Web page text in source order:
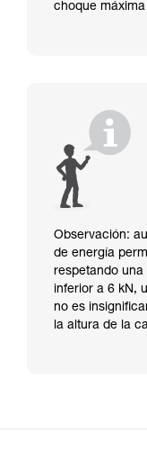
choque
Observación:
de energía
respetando una
inferior a 6 kN,
no es
la altura de la